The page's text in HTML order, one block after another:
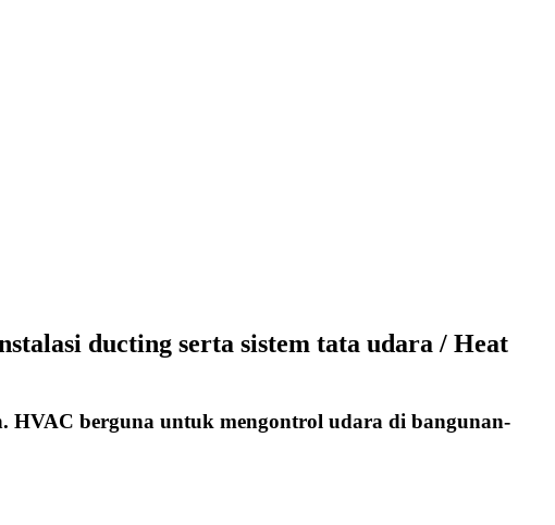
ducting serta sistem tata udara / Heat
HVAC berguna untuk mengontrol udara di bangunan-